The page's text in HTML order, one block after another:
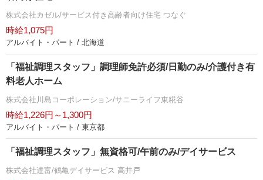
株式会社カゼル/サービス付き高齢者向け住宅 つなぐ
時給1,075円
アルバイト・パート / 北海道
「福祉調理スタッフ」調理師免許必須/日勤のみ/介護付き有
料老人ホーム
株式会社川島コーポレーション/サニーライフ東糀谷
時給1,226円～1,300円
アルバイト・パート / 東京都
「福祉調理スタッフ」無資格可/午前のみ/デイサービス
株式会社達富/鶴亀デイサービス 高井戸